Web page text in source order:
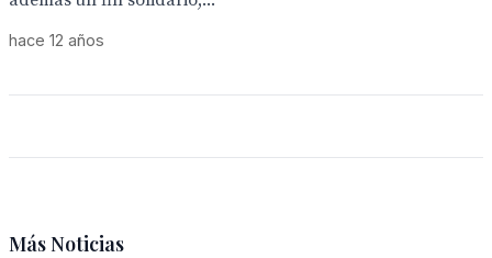
hace 12 años
Más Noticias